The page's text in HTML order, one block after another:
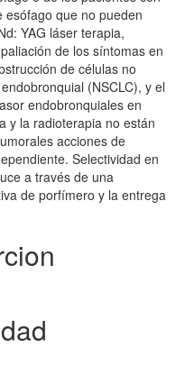
esófago que no pueden
YAG láser terapia,
de los síntomas en
de células no
(NSCLC), y el
endobronquiales en
y la radioterapia no están
acciones de
Selectividad en
a través de una
de porfímero y la entrega